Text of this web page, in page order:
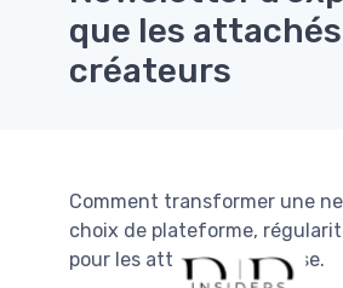
que les
créateurs
Comment transformer une
choix de plateforme,
pour les attachés de presse.